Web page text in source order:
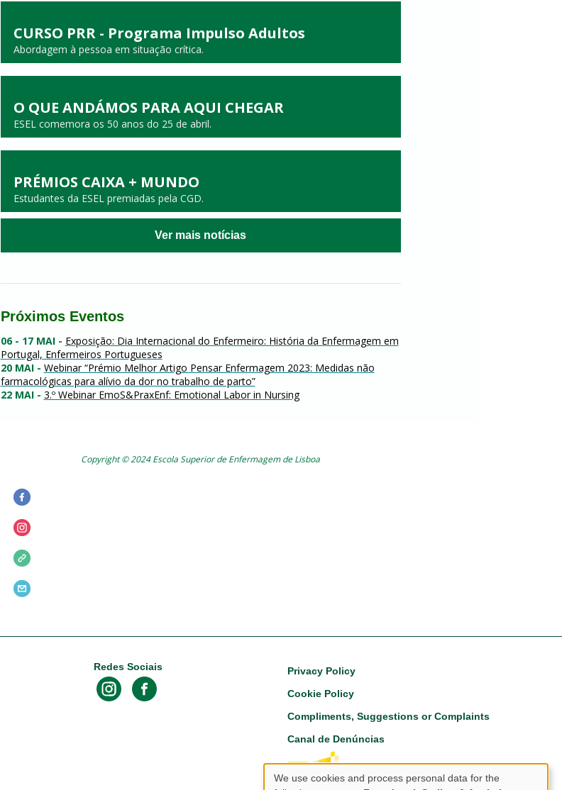
CURSO PRR - Programa Impulso Adultos
Abordagem à pessoa em situação crítica.
O QUE ANDÁMOS PARA AQUI CHEGAR
ESEL comemora os 50 anos do 25 de abril.
PRÉMIOS CAIXA + MUNDO
Estudantes da ESEL premiadas pela CGD.
Ver mais notícias
Próximos Eventos
06 - 17 MAI - Exposição: Dia Internacional do Enfermeiro: História da Enfermagem em
Portugal, Enfermeiros Portugueses
20 MAI - Webinar “Prémio Melhor Artigo Pensar Enfermagem 2023: Medidas não
farmacológicas para alívio da dor no trabalho de parto”
22 MAI - 3.º Webinar EmoS&PraxEnf: Emotional Labor in Nursing
Copyright © 2024 Escola Superior de Enfermagem de Lisboa
Redes Sociais Footer
Privacy Policy
Cookie Policy
Compliments, Suggestions or Complaints
Canal de Denúncias
We use cookies and process personal data for the